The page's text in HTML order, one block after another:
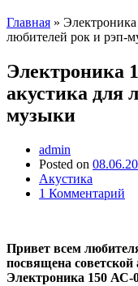
Главная »
любителей рок и рэп-
Электроника
акустика для
музыки
admin
Posted on
Акустика
1 Комментарий
Привет всем
посвящена
Электроника 150